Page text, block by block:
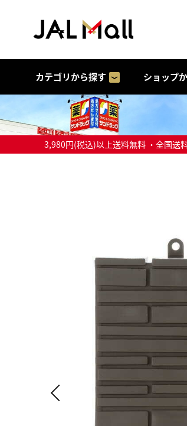
カテゴリから探す ショップ
3,980円(税込)以上送料無料 ・全国送